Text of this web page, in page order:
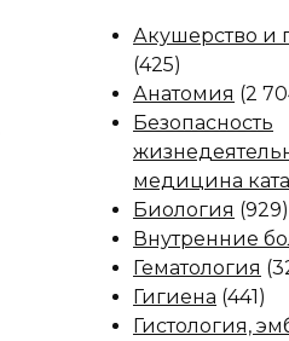
Акушерство и
(425)
Анатомия (2
Безопасность
медицина
Биология (929)
Внутренние
Гематология
Гигиена (441)
Гистология,